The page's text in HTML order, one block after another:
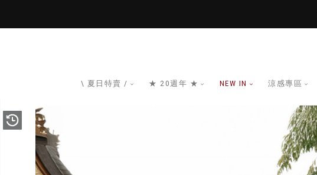
\ 夏日特賣 / ★ 20週年 ★ NEW IN 涼感專區